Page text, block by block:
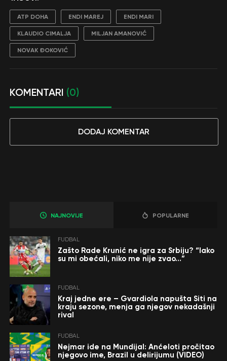
ATP DOHA ENDI MAREJ ENDI MARI
KLAUDIO CIMALJA MILJAN AMANOVIĆ
NOVAK ĐOKOVIĆ
KOMENTARI (0)
DODAJ KOMENTAR
NAJNOVIJE POPULARNE
FUDBAL
Zašto Rade Krunić ne igra za Srbiju? “Iako
su mi obećali, niko me nije zvao…”
FUDBAL
Kraj jedne ere – Gvardiola napušta Siti na
kraju sezone, menja ga njegov nekadašnji
rival
FUDBAL
Nejmar ide na Mundijal: Anćeloti pročitao
njegovo ime, Brazil u delirijumu (VIDEO)